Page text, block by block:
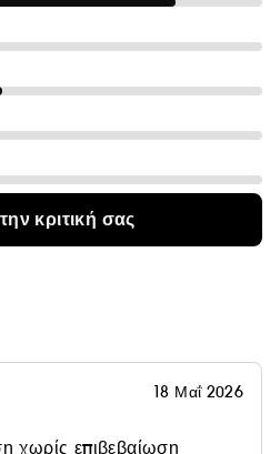
ενυδατώνει. Το all-in-one
λειτουργεί σαν balm και
- το απαραίτητο καθημερινό
κριτική σας
18 Μαΐ 2026
χωρίς επιβεβαίωση